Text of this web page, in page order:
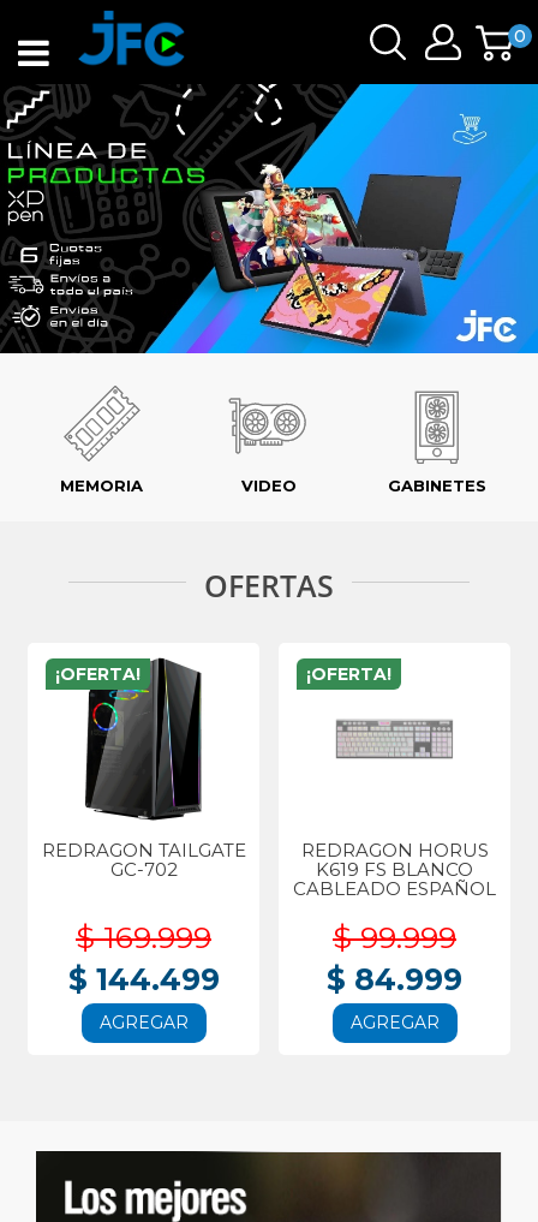
0
MEMORIA VIDEO GABINETES
OFERTAS
¡OFERTA!
REDRAGON TAILGATE
GC-702
$ 169.999
$ 144.499
AGREGAR
¡OFERTA!
REDRAGON HORUS
K619 FS BLANCO
CABLEADO ESPAÑOL
$ 99.999
$ 84.999
AGREGAR